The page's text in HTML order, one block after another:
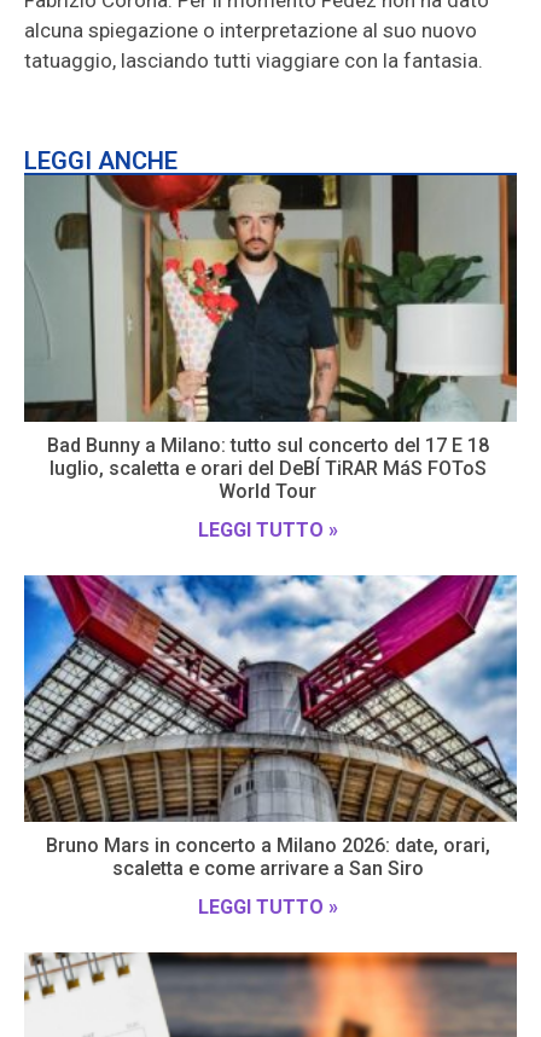
alcuna spiegazione o interpretazione al suo nuovo
tatuaggio, lasciando tutti viaggiare con la fantasia.
LEGGI ANCHE
Bad Bunny a Milano: tutto sul concerto del 17 E 18
luglio, scaletta e orari del DeBÍ TiRAR MáS FOToS
World Tour
LEGGI TUTTO »
Bruno Mars in concerto a Milano 2026: date, orari,
scaletta e come arrivare a San Siro
LEGGI TUTTO »